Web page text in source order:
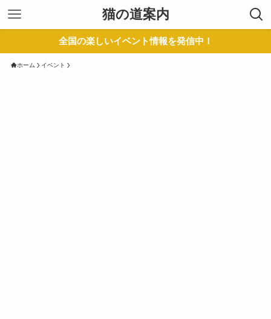
猫の道案内
全国の楽しいイベント情報を発信中！
ホーム イベント